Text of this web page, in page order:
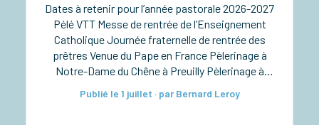
Dates à retenir pour l’année pastorale 2026-2027
Pélé VTT Messe de rentrée de l’Enseignement
Catholique Journée fraternelle de rentrée des
prêtres Venue du Pape en France Pèlerinage à
Notre-Dame du Chêne à Preuilly Pèlerinage à
diaconales à la cathédrale Taizé pour les lycéens
Publié le 1 juillet · par Bernard Leroy